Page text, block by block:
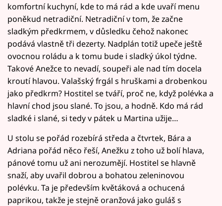
komfortní kuchyní, kde to má rád a kde uvaří menu
poněkud netradiční. Netradiční v tom, že začne
sladkým předkrmem, v důsledku čehož nakonec
podává vlastně tři dezerty. Nadplán totiž upeče ještě
ovocnou roládu a k tomu bude i sladký úkol týdne.
Takové Anežce to nevadí, soupeři ale nad tím docela
kroutí hlavou. Valašský frgál s hruškami a drobenkou
jako předkrm? Hostitel se tváří, proč ne, když polévka a
hlavní chod jsou slané. To jsou, a hodně. Kdo má rád
sladké i slané, si tedy v pátek u Martina užije…
U stolu se pořád rozebírá středa a čtvrtek, Bára a
Adriana pořád něco řeší, Anežku z toho už bolí hlava,
pánové tomu už ani nerozumějí. Hostitel se hlavně
snaží, aby uvařil dobrou a bohatou zeleninovou
polévku. Ta je především květáková a ochucená
paprikou, takže je stejně oranžová jako guláš s